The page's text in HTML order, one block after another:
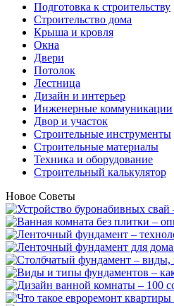
Подготовка к строительству
Строительство дома
Крыша и кровля
Окна
Двери
Потолок
Лестница
Дизайн и интерьер
Инженерные коммуникации
Двор и участок
Строительные инструменты
Строительные материалы
Техника и оборудование
Строительный калькулятор
Новое Советы